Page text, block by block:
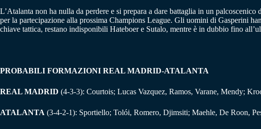
L’Atalanta non ha nulla da perdere e si prepara a dare battaglia in un
per la partecipazione alla prossima Champions League. Gli uomini di Gasperini
chiave tattica, restano indisponibili Hateboer e Sutalo, mentre è in dubbio fino
PROBABILI FORMAZIONI REAL MADRID-ATALANTA
REAL MADRID (4-3-3): Courtois; Lucas Vazquez, Ramos, Varane, Mendy;
ATALANTA (3-4-2-1): Sportiello; Tolói, Romero, Djimsiti; Maehle, De Roon,